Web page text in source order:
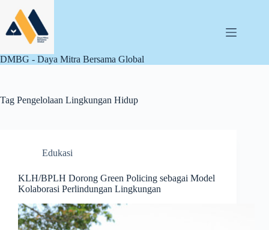
content
DMBG - Daya Mitra Bersama Global
Tag Pengelolaan Lingkungan Hidup
Edukasi
KLH/BPLH Dorong Green Policing sebagai Model
Kolaborasi Perlindungan Lingkungan